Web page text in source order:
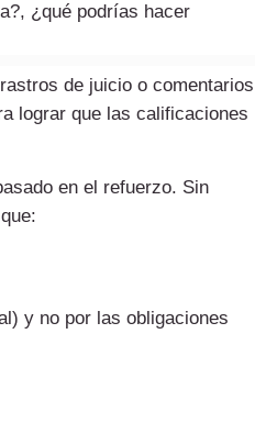
¿qué podrías hacer
de juicio o comentarios
lograr que las calificaciones
en el refuerzo. Sin
y no por las obligaciones